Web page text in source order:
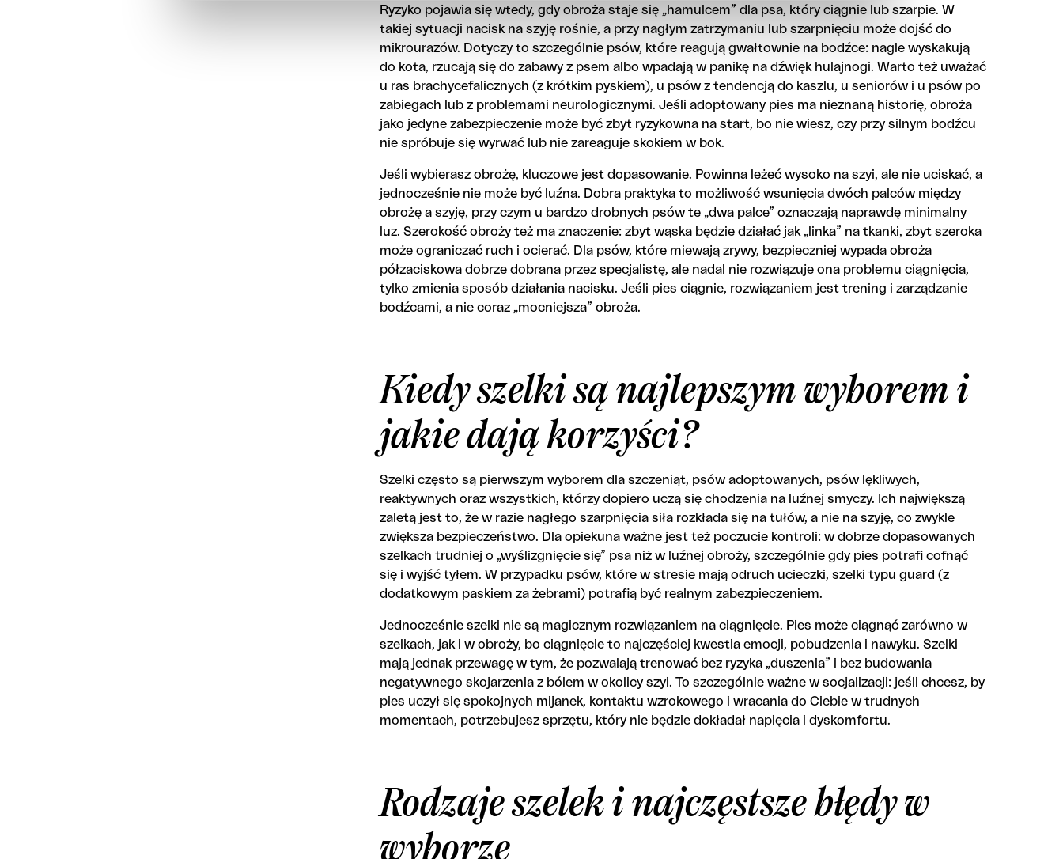
Ryzyko pojawia się wtedy, gdy obroża staje się „hamulcem” dla psa, który ciągnie lub szarpie. W
takiej sytuacji nacisk na szyję rośnie, a przy nagłym zatrzymaniu lub szarpnięciu może dojść do
mikrourazów. Dotyczy to szczególnie psów, które reagują gwałtownie na bodźce: nagle wyskakują
do kota, rzucają się do zabawy z psem albo wpadają w panikę na dźwięk hulajnogi. Warto też uważać
u ras brachycefalicznych (z krótkim pyskiem), u psów z tendencją do kaszlu, u seniorów i u psów po
zabiegach lub z problemami neurologicznymi. Jeśli adoptowany pies ma nieznaną historię, obroża
jako jedyne zabezpieczenie może być zbyt ryzykowna na start, bo nie wiesz, czy przy silnym bodźcu
nie spróbuje się wyrwać lub nie zareaguje skokiem w bok.
Jeśli wybierasz obrożę, kluczowe jest dopasowanie. Powinna leżeć wysoko na szyi, ale nie uciskać, a
jednocześnie nie może być luźna. Dobra praktyka to możliwość wsunięcia dwóch palców między
obrożę a szyję, przy czym u bardzo drobnych psów te „dwa palce” oznaczają naprawdę minimalny
luz. Szerokość obroży też ma znaczenie: zbyt wąska będzie działać jak „linka” na tkanki, zbyt szeroka
może ograniczać ruch i ocierać. Dla psów, które miewają zrywy, bezpieczniej wypada obroża
półzaciskowa dobrze dobrana przez specjalistę, ale nadal nie rozwiązuje ona problemu ciągnięcia,
tylko zmienia sposób działania nacisku. Jeśli pies ciągnie, rozwiązaniem jest trening i zarządzanie
bodźcami, a nie coraz „mocniejsza” obroża.
Kiedy szelki są najlepszym wyborem i
jakie dają korzyści?
Szelki często są pierwszym wyborem dla szczeniąt, psów adoptowanych, psów lękliwych,
reaktywnych oraz wszystkich, którzy dopiero uczą się chodzenia na luźnej smyczy. Ich największą
zaletą jest to, że w razie nagłego szarpnięcia siła rozkłada się na tułów, a nie na szyję, co zwykle
zwiększa bezpieczeństwo. Dla opiekuna ważne jest też poczucie kontroli: w dobrze dopasowanych
szelkach trudniej o „wyślizgnięcie się” psa niż w luźnej obroży, szczególnie gdy pies potrafi cofnąć
się i wyjść tyłem. W przypadku psów, które w stresie mają odruch ucieczki, szelki typu guard (z
dodatkowym paskiem za żebrami) potrafią być realnym zabezpieczeniem.
Jednocześnie szelki nie są magicznym rozwiązaniem na ciągnięcie. Pies może ciągnąć zarówno w
szelkach, jak i w obroży, bo ciągnięcie to najczęściej kwestia emocji, pobudzenia i nawyku. Szelki
mają jednak przewagę w tym, że pozwalają trenować bez ryzyka „duszenia” i bez budowania
negatywnego skojarzenia z bólem w okolicy szyi. To szczególnie ważne w socjalizacji: jeśli chcesz, by
pies uczył się spokojnych mijanek, kontaktu wzrokowego i wracania do Ciebie w trudnych
momentach, potrzebujesz sprzętu, który nie będzie dokładał napięcia i dyskomfortu.
Rodzaje szelek i najczęstsze błędy w
wyborze